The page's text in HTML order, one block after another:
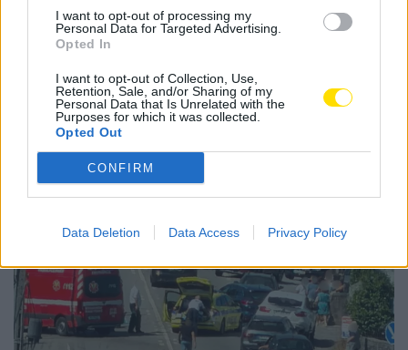
I want to opt-out of processing my
Personal Data for Targeted Advertising.
Opted In
I want to opt-out of Collection, Use,
Retention, Sale, and/or Sharing of my
Personal Data that Is Unrelated with the
Purposes for which it was collected.
Opted Out
CONFIRM
Data Deletion Data Access Privacy Policy
famalicão
Praça-Mercado
Notícias Populares